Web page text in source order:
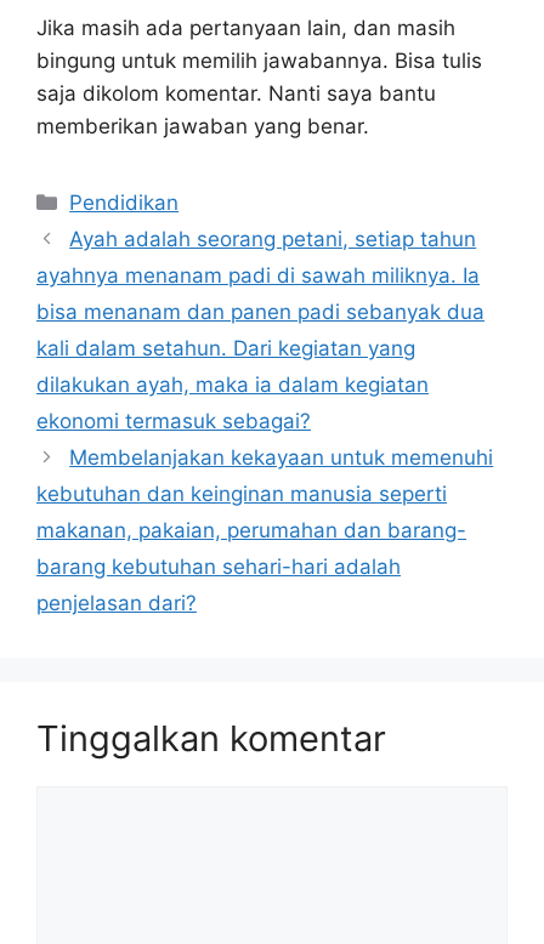
Jika masih ada pertanyaan lain, dan masih
bingung untuk memilih jawabannya. Bisa tulis
saja dikolom komentar. Nanti saya bantu
memberikan jawaban yang benar.
Kategori
Pendidikan
Ayah adalah seorang petani, setiap tahun
ayahnya menanam padi di sawah miliknya. Ia
bisa menanam dan panen padi sebanyak dua
kali dalam setahun. Dari kegiatan yang
dilakukan ayah, maka ia dalam kegiatan
ekonomi termasuk sebagai?
Membelanjakan kekayaan untuk memenuhi
kebutuhan dan keinginan manusia seperti
makanan, pakaian, perumahan dan barang-
barang kebutuhan sehari-hari adalah
penjelasan dari?
Tinggalkan komentar